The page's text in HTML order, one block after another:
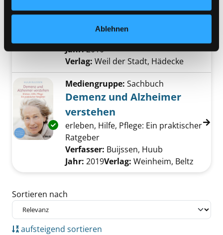
Ablehnen
Exemplar-Details von Diät und Rat bei
Rezepte gegen Entzündung und
Schmerz
Jahr:2010
Verlag: Weil der Stadt, Hädecke
Exemplar-Details von Demenz und
Mediengruppe: Sachbuch
Demenz und Alzheimer
verstehen
erleben, Hilfe, Pflege: Ein praktischer
Ratgeber
Verfasser: Buijssen, Huub
Jahr: 2019Verlag: Weinheim, Beltz
Zu den Suchfiltern springen
Sortieren nach
aufsteigend sortieren